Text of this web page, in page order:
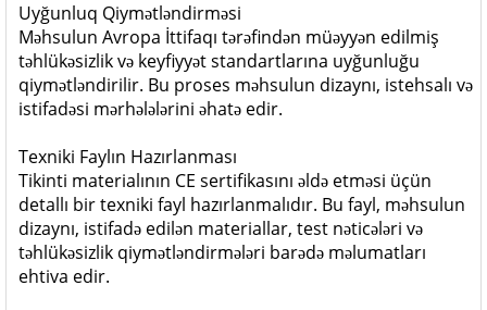
Uyğunluq Qiymətləndirməsi
Məhsulun Avropa İttifaqı tərəfindən müəyyən edilmiş
təhlükəsizlik və keyfiyyət standartlarına uyğunluğu
qiymətləndirilir. Bu proses məhsulun dizaynı, istehsalı və
istifadəsi mərhələlərini əhatə edir.
Texniki Faylın Hazırlanması
Tikinti materialının CE sertifikasını əldə etməsi üçün
detallı bir texniki fayl hazırlanmalıdır. Bu fayl, məhsulun
dizaynı, istifadə edilən materiallar, test nəticələri və
təhlükəsizlik qiymətləndirmələri barədə məlumatları
ehtiva edir.